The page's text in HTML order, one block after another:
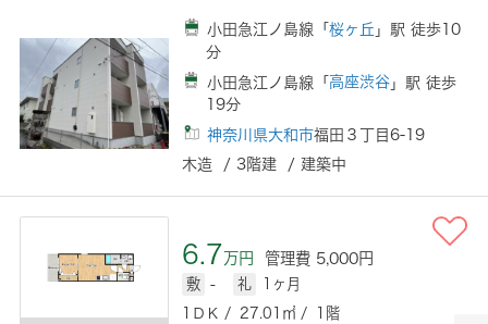
小田急江ノ島線「桜ヶ丘 」駅 徒歩10
分
小田急江ノ島線「 高座渋谷 」駅 徒歩
19分
神奈川県大和市福田３丁目6-19
木造 / 3階建 / 建築中
6.7万円 管理費 5,000円
敷 - 礼
1ヶ月
1ＤＫ / 27.01㎡ / 1階